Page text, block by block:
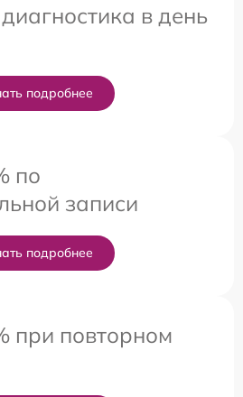
в день
подробнее
по
записи
подробнее
при повторном